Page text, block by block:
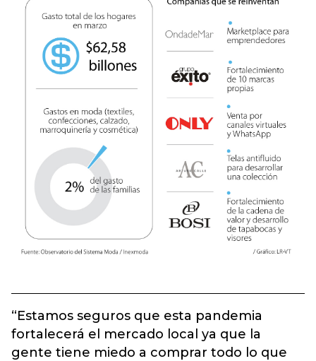
“Estamos seguros que esta pandemia
fortalecerá el mercado local ya que la
gente tiene miedo a comprar todo lo que